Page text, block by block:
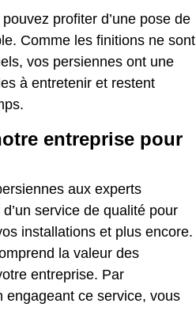
profiter d’une pose de
Comme les finitions ne sont
vos persiennes ont une
à entretenir et restent
entreprise pour
aux experts
service de qualité pour
installations et plus encore.
la valeur des
entreprise. Par
engageant ce service, vous